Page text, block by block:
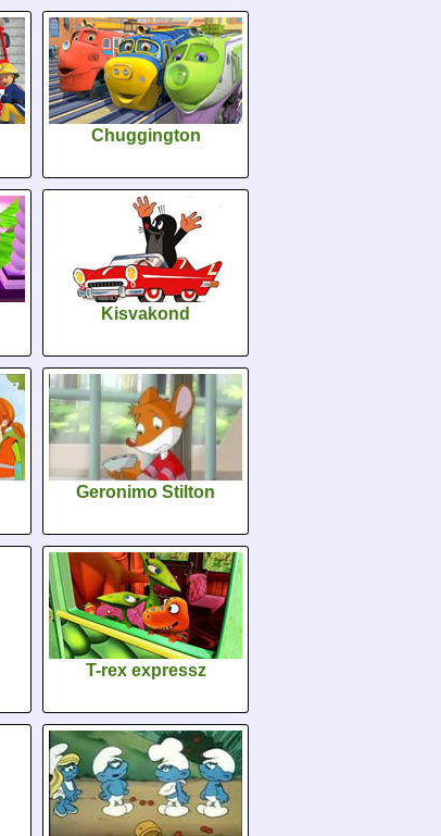
Chuggington
Kisvakond
Geronimo Stilton
T-rex expressz